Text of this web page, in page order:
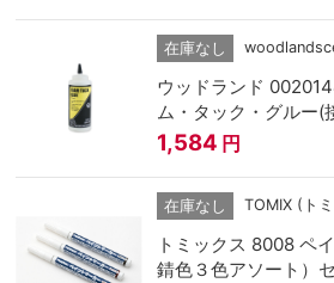
在庫なし
ウッドランド
ム・タック・グルー(
1,584 円
在庫なし TOMIX (ト
トミックス 8008 ペ
錆色３色アソート）